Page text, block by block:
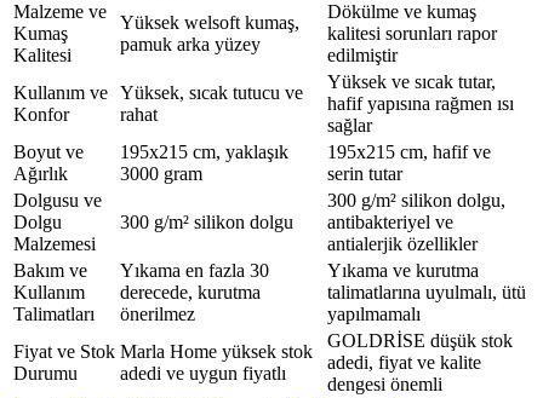
Malzeme ve
Kumaş
Kalitesi
Yüksek welsoft kumaş,
pamuk arka yüzey
Dökülme ve kumaş
kalitesi sorunları rapor
edilmiştir
Kullanım ve
Konfor
Yüksek, sıcak tutucu ve
rahat
Yüksek ve sıcak tutar,
hafif yapısına rağmen ısı
sağlar
Boyut ve
Ağırlık
195x215 cm, yaklaşık
3000 gram
195x215 cm, hafif ve
serin tutar
Dolgusu ve
Dolgu
Malzemesi
300 g/m² silikon dolgu
300 g/m² silikon dolgu,
antibakteriyel ve
antialerjik özellikler
Bakım ve
Kullanım
Talimatları
Yıkama en fazla 30
derecede, kurutma
önerilmez
Yıkama ve kurutma
talimatlarına uyulmalı, ütü
yapılmamalı
Fiyat ve Stok
Durumu
Marla Home yüksek stok
adedi ve uygun fiyatlı
GOLDRİSE düşük stok
adedi, fiyat ve kalite
dengesi önemli